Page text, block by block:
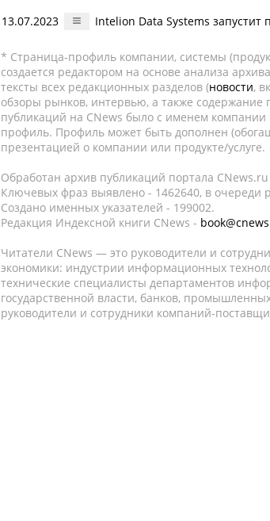
13.07.2023 Intelion Data Systems
* Страница-профиль компании, системы
создается редактором на основе анализа
тексты всех редакционных разделов (новости,
обзоры рынков, интервью, а также содержание
публикаций на CNews было с именем
профиль. Профиль может быть дополнен
презентацией о компании или продукте/услуге.
Обработан архив публикаций портала
Ключевых фраз выявлено - 1462640, в очереди
Создано именных указателей - 199002.
Редакция Индексной книги CNews -
Читатели CNews — это руководители и
экономики: индустрии информационных
технические специалисты департаментов
государственной власти, банков,
руководители и сотрудники компаний-